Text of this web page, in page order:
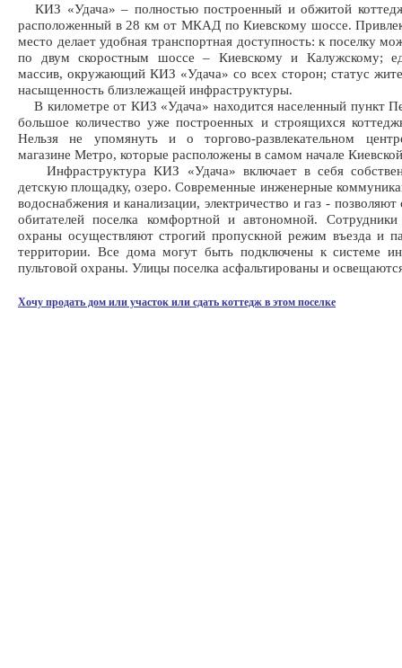
КИЗ «Удача» – полностью построенный и обжитой
расположенный в 28 км от МКАД по Киевскому шоссе.
место делает удобная транспортная доступность: к поселку
по двум скоростным шоссе – Киевскому и Калужскому;
массив, окружающий КИЗ «Удача» со всех сторон; статус
насыщенность близлежащей инфраструктуры.
В километре от КИЗ «Удача» находится населенный пункт
большое количество уже построенных и строящихся
Нельзя не упомянуть и о торгово-развлекательном
магазине Метро, которые расположены в самом начале
Инфраструктура КИЗ «Удача» включает в себя
детскую площадку, озеро. Современные инженерные
водоснабжения и канализации, электричество и газ - позволяют
обитателей поселка комфортной и автономной.
охраны осуществляют строгий пропускной режим въезда и
территории. Все дома могут быть подключены к системе
пультовой охраны. Улицы поселка асфальтированы и
Хочу продать дом или участок или сдать коттедж в этом поселке